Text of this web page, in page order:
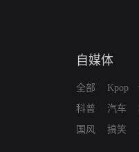
自媒体
全部
科普
国风
Kpop
汽车
搞笑